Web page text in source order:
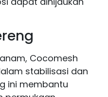
Cocomesh
stabilisasi dan
ini membantu